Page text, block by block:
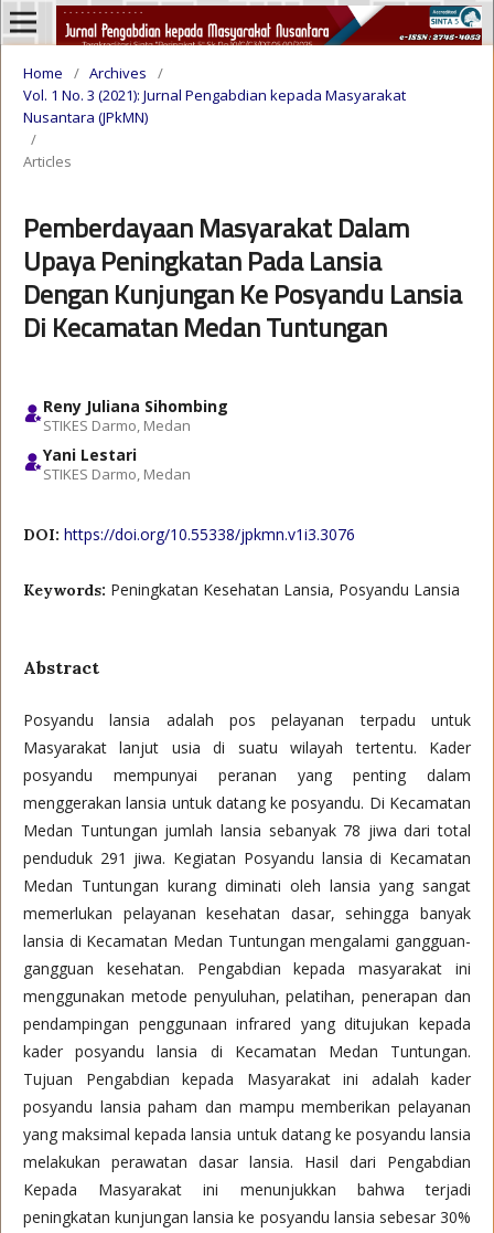
Home / Archives
/
Vol. 1 No. 3 (2021): Jurnal Pengabdian kepada Masyarakat
Nusantara (JPkMN)
/
Articles
Pemberdayaan Masyarakat Dalam
Upaya Peningkatan Pada Lansia
Dengan Kunjungan Ke Posyandu Lansia
Di Kecamatan Medan Tuntungan
Reny Juliana Sihombing
STIKES Darmo, Medan
Yani Lestari
STIKES Darmo, Medan
DOI: https://doi.org/10.55338/jpkmn.v1i3.3076
Keywords: Peningkatan Kesehatan Lansia, Posyandu Lansia
Abstract
Posyandu lansia adalah pos pelayanan terpadu untuk
Masyarakat lanjut usia di suatu wilayah tertentu. Kader
posyandu mempunyai peranan yang penting dalam
menggerakan lansia untuk datang ke posyandu. Di Kecamatan
Medan Tuntungan jumlah lansia sebanyak 78 jiwa dari total
penduduk 291 jiwa. Kegiatan Posyandu lansia di Kecamatan
Medan Tuntungan kurang diminati oleh lansia yang sangat
memerlukan pelayanan kesehatan dasar, sehingga banyak
lansia di Kecamatan Medan Tuntungan mengalami gangguan-
gangguan kesehatan. Pengabdian kepada masyarakat ini
menggunakan metode penyuluhan, pelatihan, penerapan dan
pendampingan penggunaan infrared yang ditujukan kepada
kader posyandu lansia di Kecamatan Medan Tuntungan.
Tujuan Pengabdian kepada Masyarakat ini adalah kader
posyandu lansia paham dan mampu memberikan pelayanan
yang maksimal kepada lansia untuk datang ke posyandu lansia
melakukan perawatan dasar lansia. Hasil dari Pengabdian
Kepada Masyarakat ini menunjukkan bahwa terjadi
peningkatan kunjungan lansia ke posyandu lansia sebesar 30%